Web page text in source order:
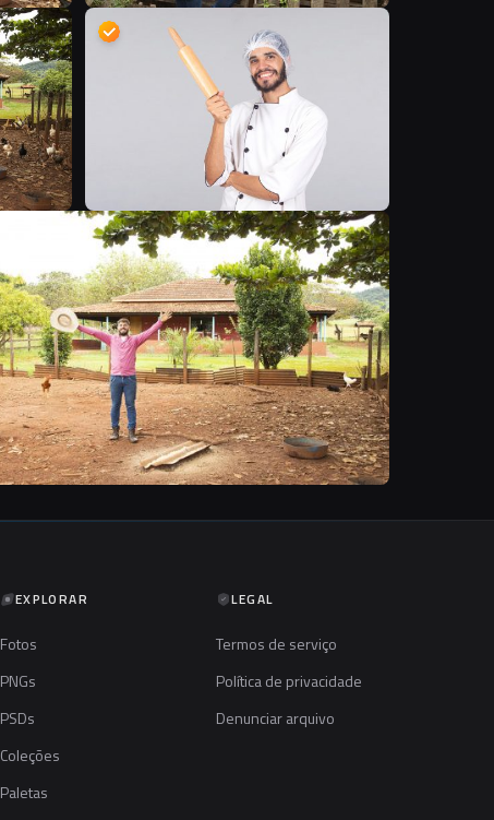
B
B
EXPLORAR
Fotos
PNGs
PSDs
Coleções
Paletas
LEGAL
Termos de serviço
Política de privacidade
Denunciar arquivo